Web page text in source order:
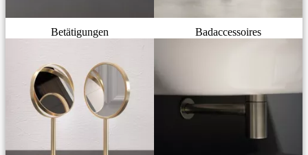
Betätigungen Badaccessoires